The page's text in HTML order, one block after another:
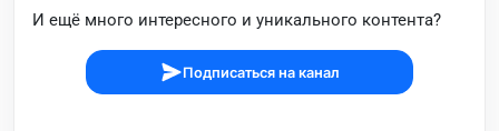
И ещё много интересного и уникального контента?
Подписаться на канал